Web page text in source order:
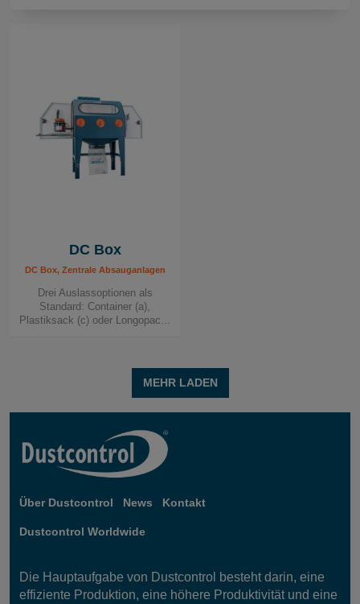
über ein Rohrleitungssystem zu einer Zentralanlage
geleitet. Die Größe der Zentralanlage und die
Bemessung des Rohrleitungssystems können an die
Bedürfnisse des Kunden angepasst werden. Das
System kann auch zu einem zentralen Absauggerät mit
DC Box
DC Box, Zentrale Absauganlagen
Drei Auslassoptionen als
Standard: Container (a),
Plastiksack (c) oder Longopac...
MEHR LADEN
Über Dustcontrol News Kontakt
Dustcontrol Worldwide
Die Hauptaufgabe von Dustcontrol besteht darin, eine
effiziente Produktion, eine höhere Produktivität und eine